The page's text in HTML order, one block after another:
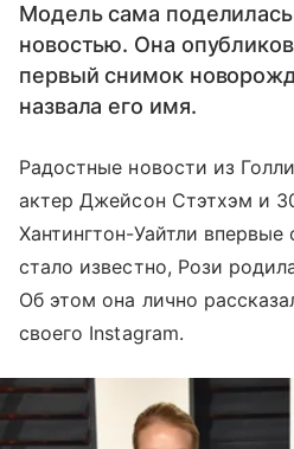
Модель сама
новостью. Она
первый снимок
назвала его имя.
Радостные новости из
актер Джейсон Стэтхэм и
Хантингтон-Уайтли
стало известно, Рози
Об этом она лично
своего Instagram.